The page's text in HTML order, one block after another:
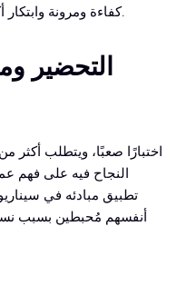
كفاءة ومرونة وابتكار أكبر في عالم الأعمال سريع التغير اليوم.
النجاح فيه على فهم
تطبيق مبادئه في